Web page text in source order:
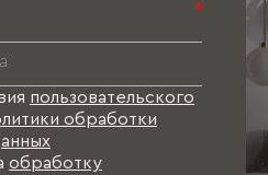
*
пользовательского
обработки
обработку